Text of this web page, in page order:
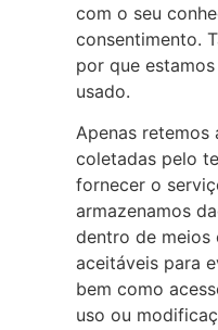
com o seu
consentimento.
por que
usado.
Apenas retemos
coletadas pelo
fornecer o
armazenamos
dentro de meios
aceitáveis para
bem como
uso ou